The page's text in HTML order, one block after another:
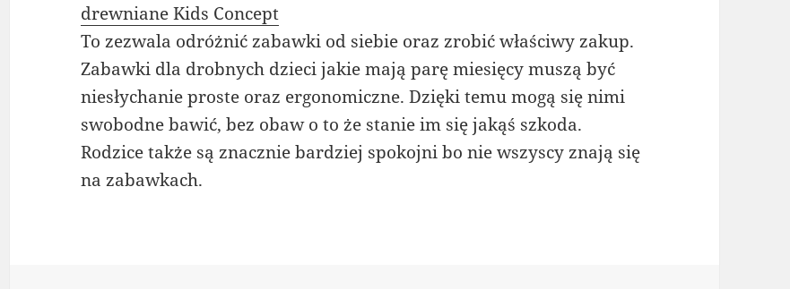
drewniane Kids Concept
To zezwala odróżnić zabawki od siebie oraz zrobić właściwy zakup.
Zabawki dla drobnych dzieci jakie mają parę miesięcy muszą być
niesłychanie proste oraz ergonomiczne. Dzięki temu mogą się nimi
swobodne bawić, bez obaw o to że stanie im się jakąś szkoda.
Rodzice także są znacznie bardziej spokojni bo nie wszyscy znają się
na zabawkach.